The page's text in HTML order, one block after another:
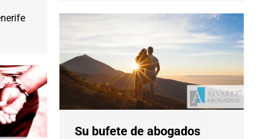
Su bufete de abogados